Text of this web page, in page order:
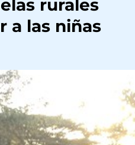
rurales
a las niñas